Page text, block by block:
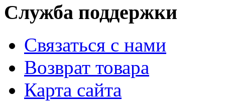
Служба поддержки
Связаться с нами
Возврат товара
Карта сайта